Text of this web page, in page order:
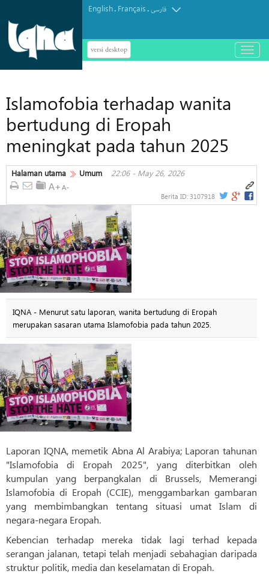
English. Français.فارسی
versi desktop
باز
و
Islamofobia terhadap wanita
bertudung di Eropah
meningkat pada tahun 2025
Halaman utama Umum 22:06 - May 26, 2026
Berita ID: 3107918
IQNA - Menurut satu laporan, wanita bertudung di Eropah
merupakan sasaran utama Islamofobia pada tahun 2025.
Laporan IQNA, memetik Abna Al Arabiya; Laporan tahunan
"Islamofobia di Eropah 2025", yang diterbitkan oleh
kumpulan yang berpangkalan di Brussels, Memerangi
Islamofobia di Eropah (CCIE), menggambarkan gambaran
yang membimbangkan tentang situasi umat Islam di
negara-negara Eropah.
Kebencian terhadap mereka tidak lagi terhad kepada
serangan jalanan, tetapi telah menjadi sebahagian daripada
struktur politik, media dan keselamatan di Eropah.